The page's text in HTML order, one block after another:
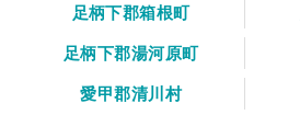
足柄下郡箱根町
足柄下郡湯河原町
愛甲郡清川村